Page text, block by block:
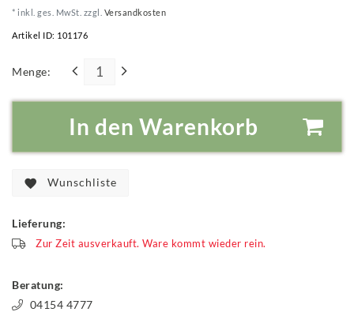
* inkl. ges. MwSt. zzgl. Versandkosten
Artikel ID: 101176
Menge:
In den Warenkorb
Wunschliste
Lieferung:
Zur Zeit ausverkauft. Ware kommt wieder rein.
Beratung:
04154 4777